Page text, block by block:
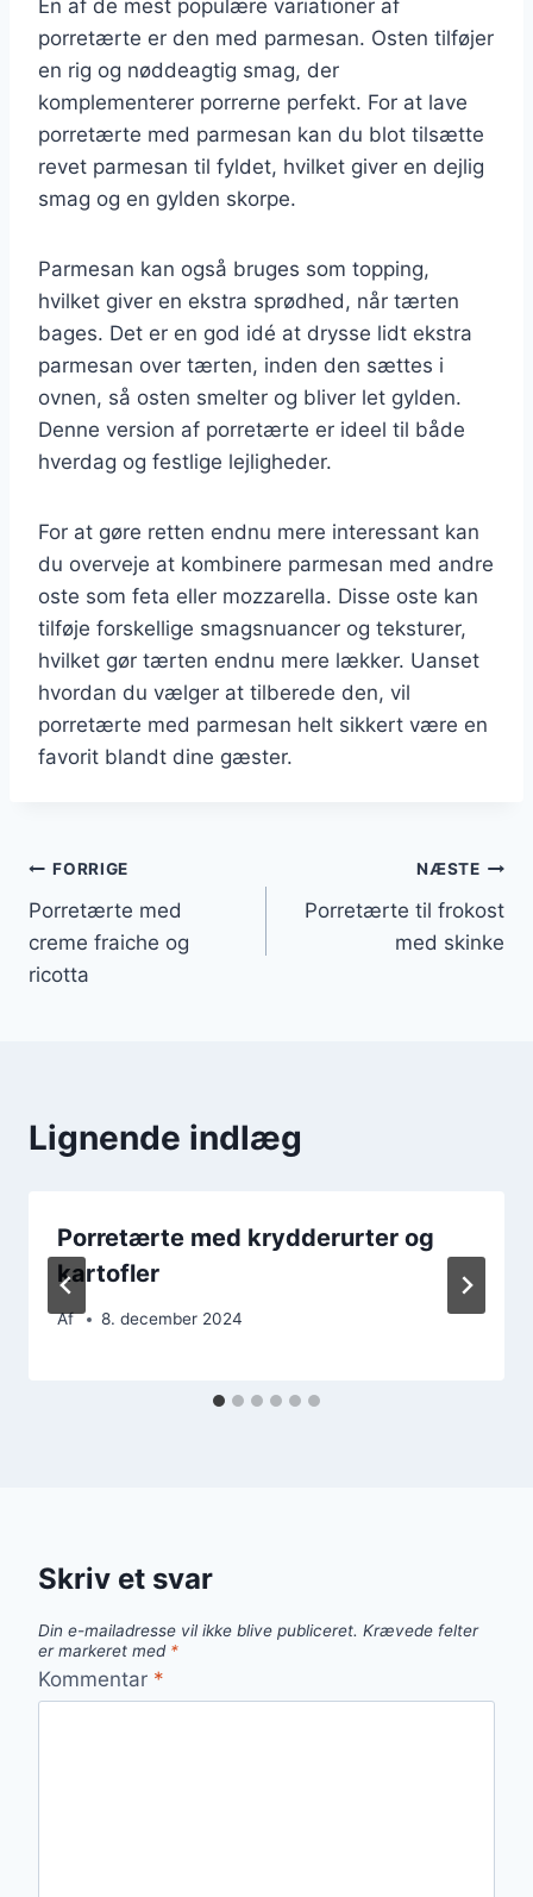
En af de mest populære variationer af
porretærte er den med parmesan. Osten tilføjer
en rig og nøddeagtig smag, der
komplementerer porrerne perfekt. For at lave
porretærte med parmesan kan du blot tilsætte
revet parmesan til fyldet, hvilket giver en dejlig
smag og en gylden skorpe.
Parmesan kan også bruges som topping,
hvilket giver en ekstra sprødhed, når tærten
bages. Det er en god idé at drysse lidt ekstra
parmesan over tærten, inden den sættes i
ovnen, så osten smelter og bliver let gylden.
Denne version af porretærte er ideel til både
hverdag og festlige lejligheder.
For at gøre retten endnu mere interessant kan
du overveje at kombinere parmesan med andre
oste som feta eller mozzarella. Disse oste kan
tilføje forskellige smagsnuancer og teksturer,
hvilket gør tærten endnu mere lækker. Uanset
hvordan du vælger at tilberede den, vil
porretærte med parmesan helt sikkert være en
favorit blandt dine gæster.
Indlægsnavigation
FORRIGE
Porretærte med
creme fraiche og
ricotta
NÆSTE
Porretærte til frokost
med skinke
Lignende indlæg
Porretærte med krydderurter og
kartofler
Af 8. december 2024
Skriv et svar
Din e-mailadresse vil ikke blive publiceret. Krævede felter
er markeret med *
Kommentar *